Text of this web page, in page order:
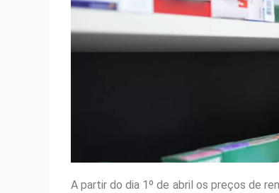
A partir do dia 1º de abril os preços de